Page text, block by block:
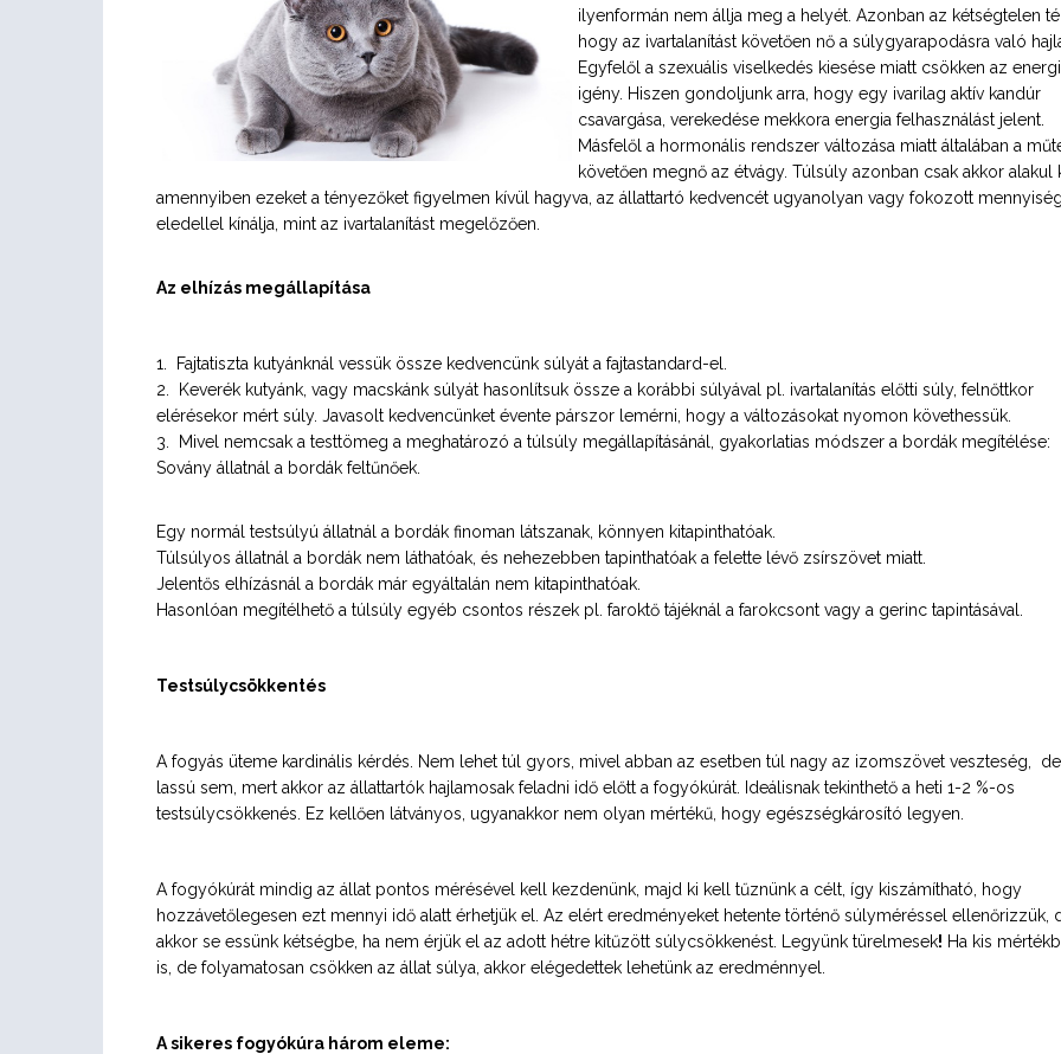
ilyenformán nem állja meg a helyét. Azonban az kétségtelen
hogy az ivartalanítást követően nő a súlygyarapodásra való
Egyfelől a szexuális viselkedés kiesése miatt csökken az
igény. Hiszen gondoljunk arra, hogy egy ivarilag aktív kandúr
csavargása, verekedése mekkora energia felhasználást jelent.
Másfelől a hormonális rendszer változása miatt általában a
követően megnő az étvágy. Túlsúly azonban csak akkor alakul
amennyiben ezeket a tényezőket figyelmen kívül hagyva, az állattartó kedvencét ugyanolyan vagy fokozott
eledellel kínálja, mint az ivartalanítást megelőzően.
Az elhízás megállapítása
1. Fajtatiszta kutyánknál vessük össze kedvencünk súlyát a fajtastandard-el.
2. Keverék kutyánk, vagy macskánk súlyát hasonlítsuk össze a korábbi súlyával pl. ivartalanítás előtti súly, felnőttkor
elérésekor mért súly. Javasolt kedvencünket évente párszor lemérni, hogy a változásokat nyomon követhessük.
3. Mivel nemcsak a testtömeg a meghatározó a túlsúly megállapításánál, gyakorlatias módszer a bordák megítélése:
Sovány állatnál a bordák feltűnőek.
Egy normál testsúlyú állatnál a bordák finoman látszanak, könnyen kitapinthatóak.
Túlsúlyos állatnál a bordák nem láthatóak, és nehezebben tapinthatóak a felette lévő zsírszövet miatt.
Jelentős elhízásnál a bordák már egyáltalán nem kitapinthatóak.
Hasonlóan megítélhető a túlsúly egyéb csontos részek pl. faroktő tájéknál a farokcsont vagy a gerinc tapintásával.
Testsúlycsökkentés
A fogyás üteme kardinális kérdés. Nem lehet túl gyors, mivel abban az esetben túl nagy az izomszövet veszteség,
lassú sem, mert akkor az állattartók hajlamosak feladni idő előtt a fogyókúrát. Ideálisnak tekinthető a heti 1-2 %-os
testsúlycsökkenés. Ez kellően látványos, ugyanakkor nem olyan mértékű, hogy egészségkárosító legyen.
A fogyókúrát mindig az állat pontos mérésével kell kezdenünk, majd ki kell tűznünk a célt, így kiszámítható, hogy
hozzávetőlegesen ezt mennyi idő alatt érhetjük el. Az elért eredményeket hetente történő súlyméréssel ellenőrizzük,
akkor se essünk kétségbe, ha nem érjük el az adott hétre kitűzött súlycsökkenést. Legyünk türelmesek! Ha kis
is, de folyamatosan csökken az állat súlya, akkor elégedettek lehetünk az eredménnyel.
A sikeres fogyókúra három eleme: